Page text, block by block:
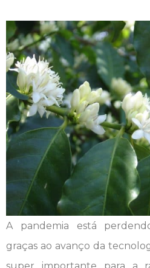
A pandemia está
graças ao avanço da